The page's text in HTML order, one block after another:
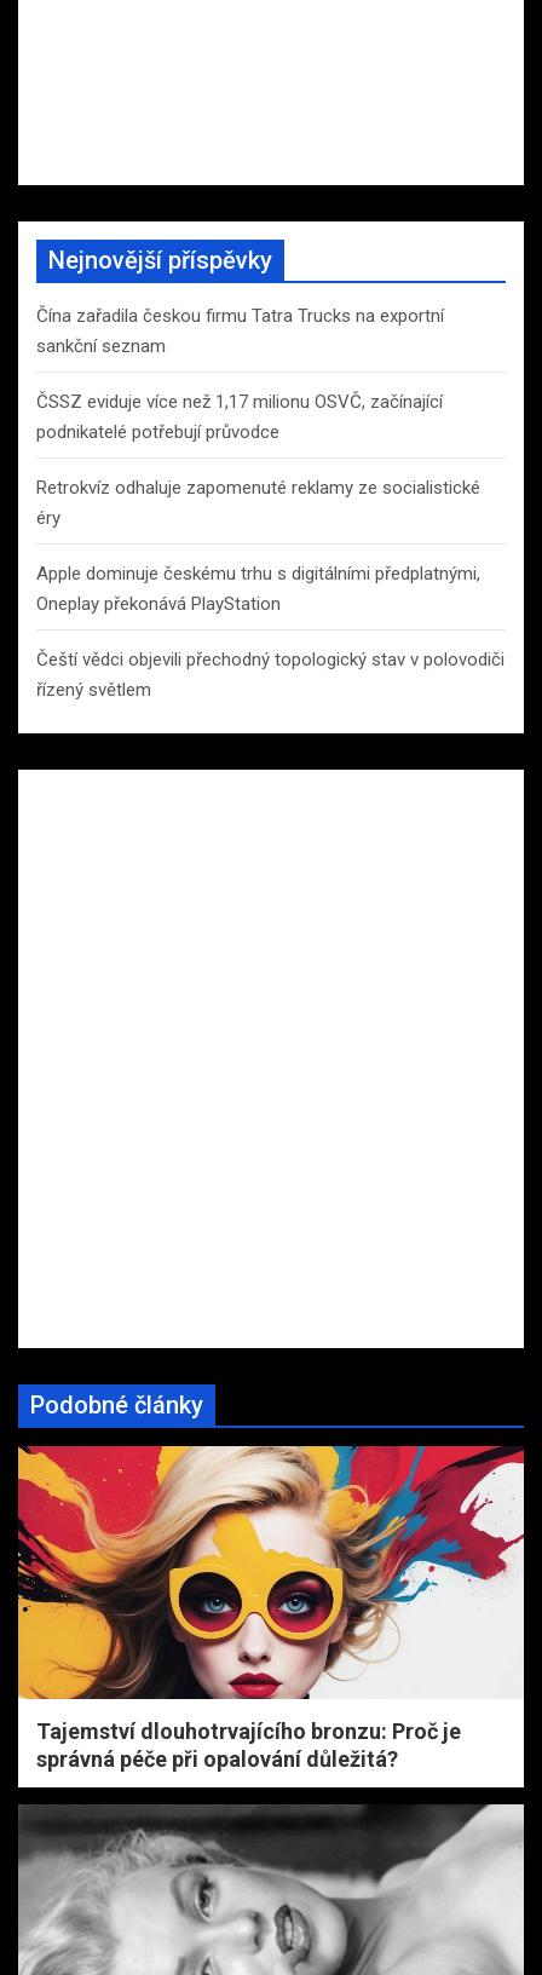
Nejnovější příspěvky
Čína zařadila českou firmu Tatra Trucks na exportní
sankční seznam
ČSSZ eviduje více než 1,17 milionu OSVČ, začínající
podnikatelé potřebují průvodce
Retrokvíz odhaluje zapomenuté reklamy ze socialistické
éry
Apple dominuje českému trhu s digitálními předplatnými,
Oneplay překonává PlayStation
Čeští vědci objevili přechodný topologický stav v polovodiči
řízený světlem
Podobné články
Tajemství dlouhotrvajícího bronzu: Proč je
správná péče při opalování důležitá?